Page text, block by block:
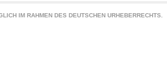
IM RAHMEN DES DEUTSCHEN URHEBERRECHTS.